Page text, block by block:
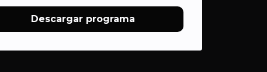
Descargar programa